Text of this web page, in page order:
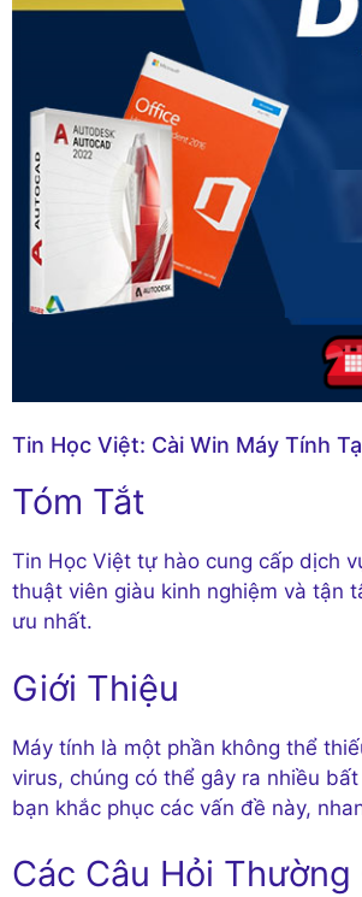
Tin Học Việt: Cài Win Máy Tính
Tóm Tắt
Tin Học Việt tự hào cung cấp dịch
thuật viên giàu kinh nghiệm và tận
ưu nhất.
Giới Thiệu
Máy tính là một phần không thể
virus, chúng có thể gây ra nhiều
bạn khắc phục các vấn đề này,
Các Câu Hỏi Thường